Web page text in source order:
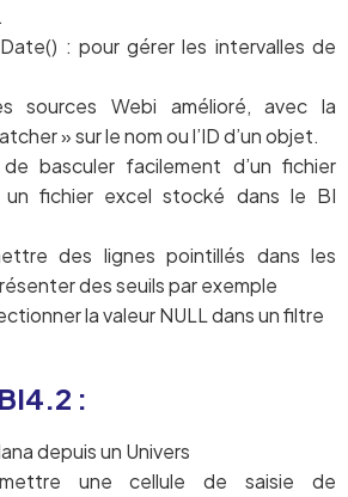
: pour gérer les intervalles de
sources Webi amélioré, avec la
» sur le nom ou l’ID d’un objet.
basculer facilement d’un fichier
un fichier excel stocké dans le BI
des lignes pointillés dans les
des seuils par exemple
la valeur NULL dans un filtre
:
depuis un Univers
une cellule de saisie de